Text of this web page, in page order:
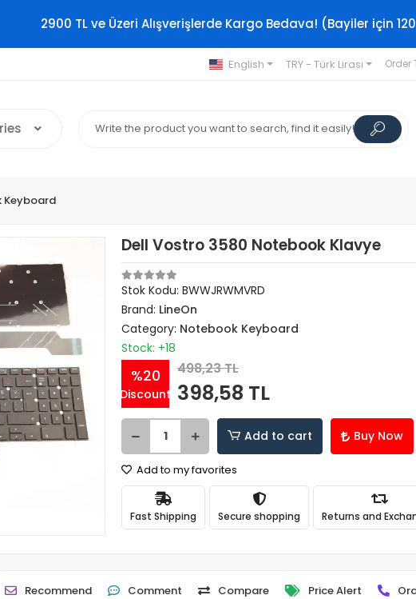
2900 TL ve Üzeri Alışverişlerde Kargo Bedava! (Bayiler için
English TRY - Türk Lirası Order
Keyboard
Dell Vostro 3580 Notebook Klavye
Stok Kodu: BWWJRWMVRD
Brand: LineOn
Category: Notebook Keyboard
Stock: +18
%20
Discount
498,23 TL
398,58 TL
Add to cart Buy Now
Add to my favorites
Fast Shipping Secure shopping Returns and
Recommend Comment Compare Price Alert